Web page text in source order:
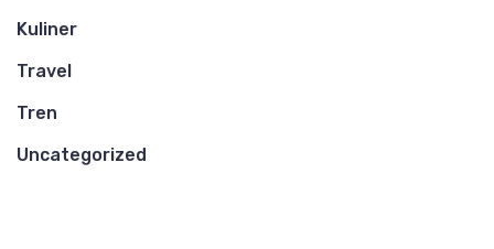
Kuliner
Travel
Tren
Uncategorized